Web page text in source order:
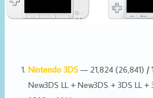
Nintendo 3DS — 21,824 (26,841) /
New3DS LL + New3DS + 3DS LL +